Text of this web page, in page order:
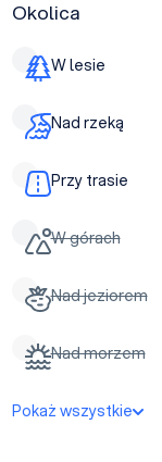
Okolica
W lesie
Nad rzeką
Przy trasie
W górach
Nad jeziorem
Nad morzem
Pokaż wszystkie